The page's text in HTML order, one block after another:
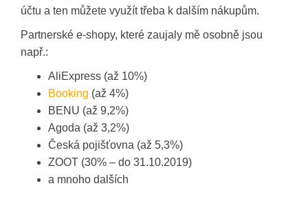
účtu a ten můžete využít třeba k dalším nákupům.
Partnerské e-shopy, které zaujaly mě osobně jsou
např.:
AliExpress (až 10%)
Booking (až 4%)
BENU (až 9,2%)
Agoda (až 3,2%)
Česká pojišťovna (až 5,3%)
ZOOT (30% – do 31.10.2019)
a mnoho dalších